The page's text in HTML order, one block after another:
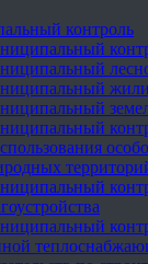
контроль